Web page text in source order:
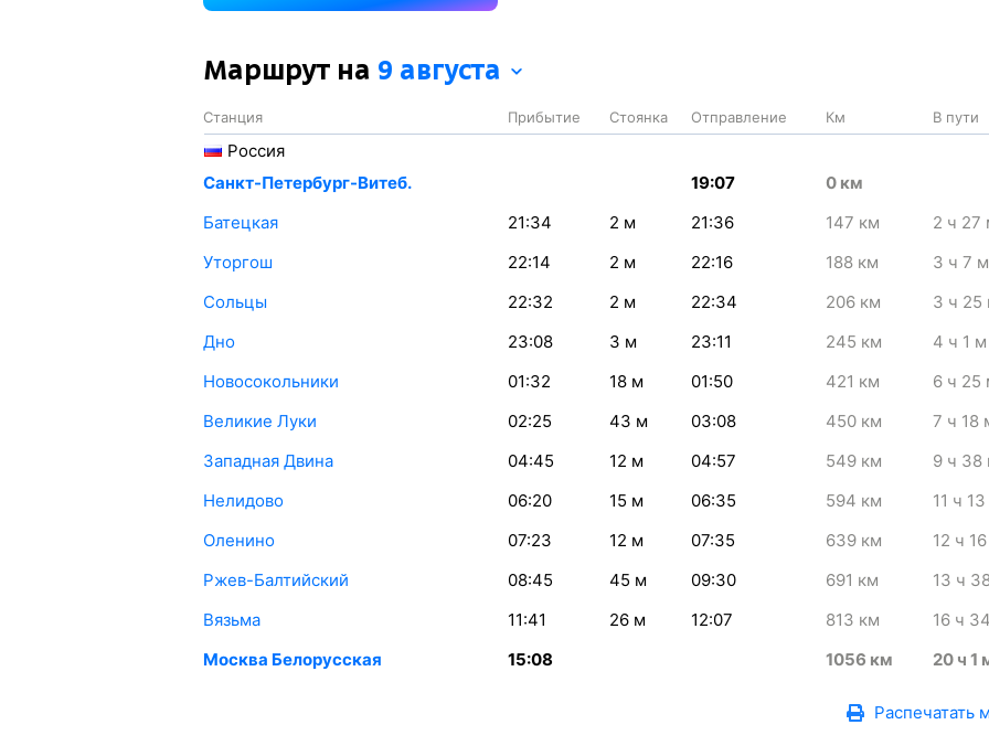
Маршрут на 9 августа
Станция Прибытие Стоянка Отправление Км В пути
Россия
Санкт-Петербург-Витеб.
19:07 0 км
Батецкая
21:34 2 м 21:36 147 км 2 ч 27
Уторгош
22:14 2 м 22:16 188 км 3 ч 7 м
Сольцы
22:32 2 м 22:34 206 км 3 ч 25
Дно
23:08 3 м 23:11 245 км 4 ч 1 м
Новосокольники
01:32 18 м 01:50 421 км 6 ч 25
Великие Луки
02:25 43 м 03:08 450 км 7 ч 18
Западная Двина
04:45 12 м 04:57 549 км 9 ч 38
Нелидово
06:20 15 м 06:35 594 км 11 ч 13
Оленино
07:23 12 м 07:35 639 км 12 ч 16
Ржев-Балтийский
08:45 45 м 09:30 691 км 13 ч
Вязьма
11:41 26 м 12:07 813 км 16 ч 34
Москва Белорусская
15:08 1056 км 20 ч 1
Распечатать